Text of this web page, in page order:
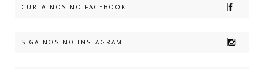
CURTA-NOS NO FACEBOOK
SIGA-NOS NO INSTAGRAM